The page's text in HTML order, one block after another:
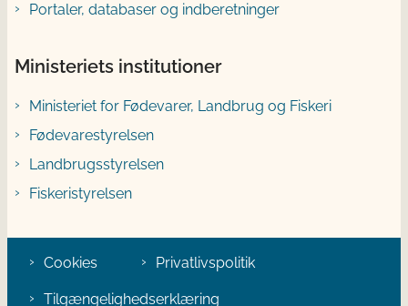
Portaler, databaser og indberetninger
Ministeriets institutioner
Ministeriet for Fødevarer, Landbrug og Fiskeri
Fødevarestyrelsen
Landbrugsstyrelsen
Fiskeristyrelsen
Cookies Privatlivspolitik
Tilgængelighedserklæring